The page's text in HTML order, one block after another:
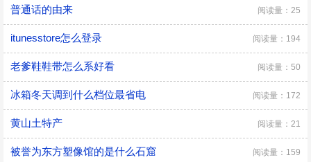
普通话的由来 阅读量：25
itunesstore怎么登录 阅读量：194
老爹鞋鞋带怎么系好看 阅读量：50
冰箱冬天调到什么档位最省电 阅读量：172
黄山土特产 阅读量：21
被誉为东方塑像馆的是什么石窟 阅读量：159